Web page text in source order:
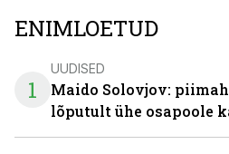
ENIMLOETUD
1
UUDISED
Maido Solovjov:
lõputult ühe osapoole